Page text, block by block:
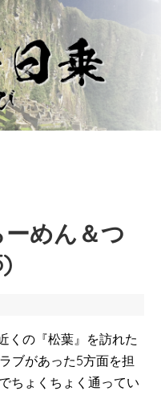
めん＆つ
くの『松葉』を訪れた
ブがあった5方面を担
ちょくちょく通ってい